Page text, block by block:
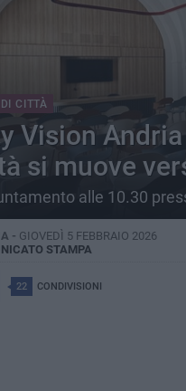
CITTÀ
Vision
si muove
alle 10.30
- GIOVEDÌ 5 FEBBRAIO 2026
STAMPA
22 CONDIVISIONI